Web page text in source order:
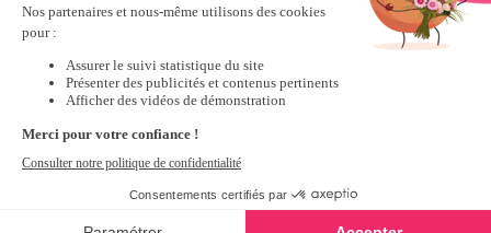
19,99 €
Derniers articles consultés